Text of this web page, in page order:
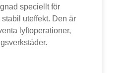
speciellt för
uteffekt. Den är
lyftoperationer,